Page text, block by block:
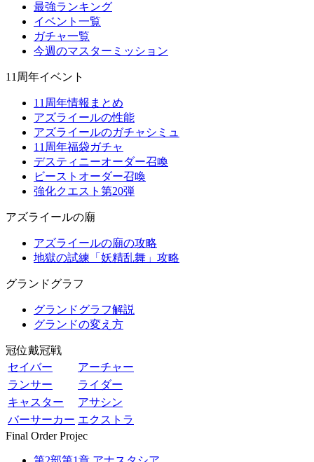
最強ランキング
イベント一覧
ガチャ一覧
今週のマスターミッション
11周年イベント
11周年情報まとめ
アズライールの性能
アズライールのガチャシミュ
11周年福袋ガチャ
デスティニーオーダー召喚
ビーストオーダー召喚
強化クエスト第20弾
アズライールの廟
アズライールの廟の攻略
地獄の試練「妖精乱舞」攻略
グランドグラフ
グランドグラフ解説
グランドの変え方
冠位戴冠戦
セイバー
アーチャー
ランサー
ライダー
キャスター
アサシン
バーサーカー エクストラ
Final Order Projec